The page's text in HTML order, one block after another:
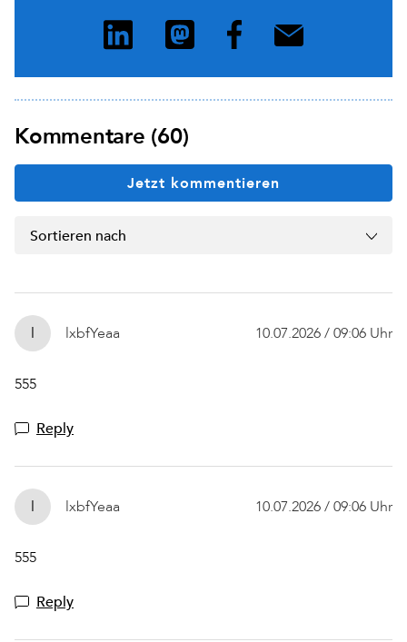
Kommentare (60)
Jetzt kommentieren
Sortieren nach
l lxbfYeaa 10.07.2026 / 09:06 Uhr
555
Reply
l lxbfYeaa 10.07.2026 / 09:06 Uhr
555
Reply